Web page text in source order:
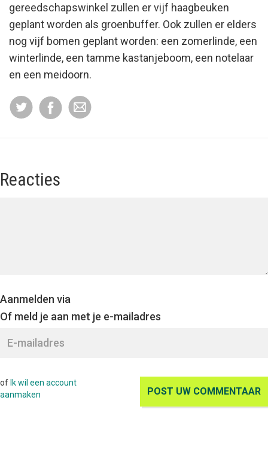
gereedschapswinkel zullen er vijf haagbeuken
geplant worden als groenbuffer. Ook zullen er elders
nog vijf bomen geplant worden: een zomerlinde, een
winterlinde, een tamme kastanjeboom, een notelaar
en een meidoorn.
Reacties
Aanmelden via
Of meld je aan met je e-mailadres
of Ik wil een account
aanmaken